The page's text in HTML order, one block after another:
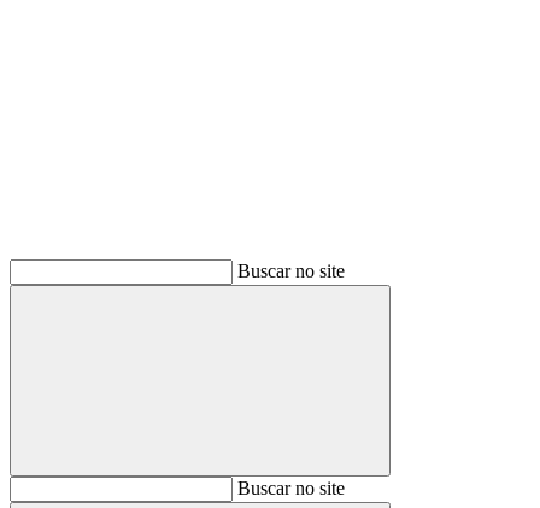
Buscar no site
BuscarBuscar no site